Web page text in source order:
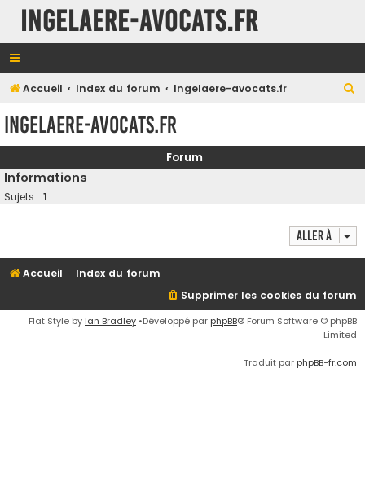
INGELAERE-AVOCATS.FR
Accueil Index du forum Ingelaere-avocats.fr
e
e
Ingelaere-avocats.fr
Forum
Informations
Sujets : 1
Aller à
Accueil
Index du forum
Supprimer les cookies du forum
Flat Style by Ian Bradley •Développé par phpBB® Forum Software © phpBB
Limited
Traduit par phpBB-fr.com